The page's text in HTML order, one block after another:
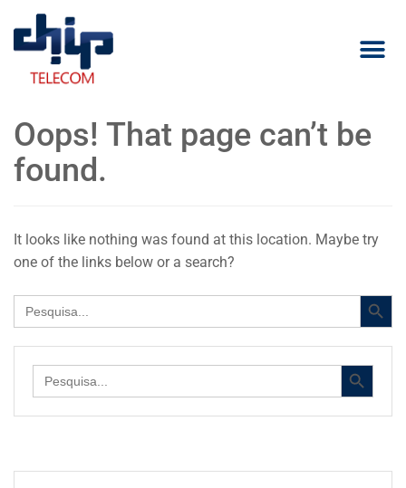
Oops! That page can’t be
found.
It looks like nothing was found at this location. Maybe try
one of the links below or a search?
Search
for:
Search Button
Search
for:
Search Button